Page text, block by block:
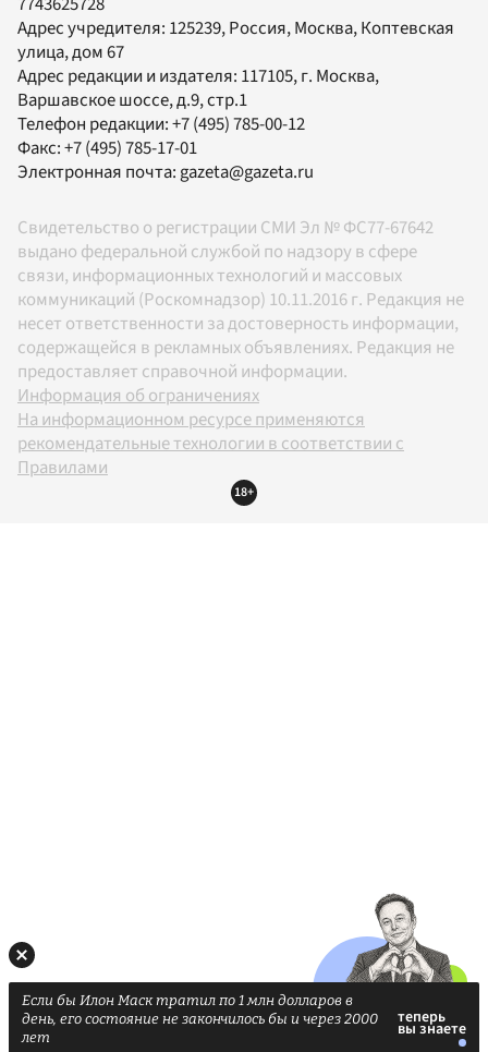
Адрес учредителя: 125239, Россия, Москва, Коптевская
улица, дом 67
Адрес редакции и издателя: 117105, г. Москва,
Варшавское шоссе, д.9, стр.1
Телефон редакции:+7 (495) 785-00-12
Факс:+7 (495) 785-17-01
Электронная почта:gazeta@gazeta.ru
Свидетельство о регистрации СМИ Эл № ФС77-67642
выдано федеральной службой по надзору в сфере
связи, информационных технологий и массовых
коммуникаций (Роскомнадзор) 10.11.2016 г. Редакция не
несет ответственности за достоверность информации,
содержащейся в рекламных объявлениях. Редакция не
предоставляет справочной информации.
Информация об ограничениях
На информационном ресурсе применяются
рекомендательные технологии в соответствии с
Правилами
18+
Если бы Илон Маск тратил по 1 млн долларов в
день, его состояние не закончилось бы и через 2000
лет